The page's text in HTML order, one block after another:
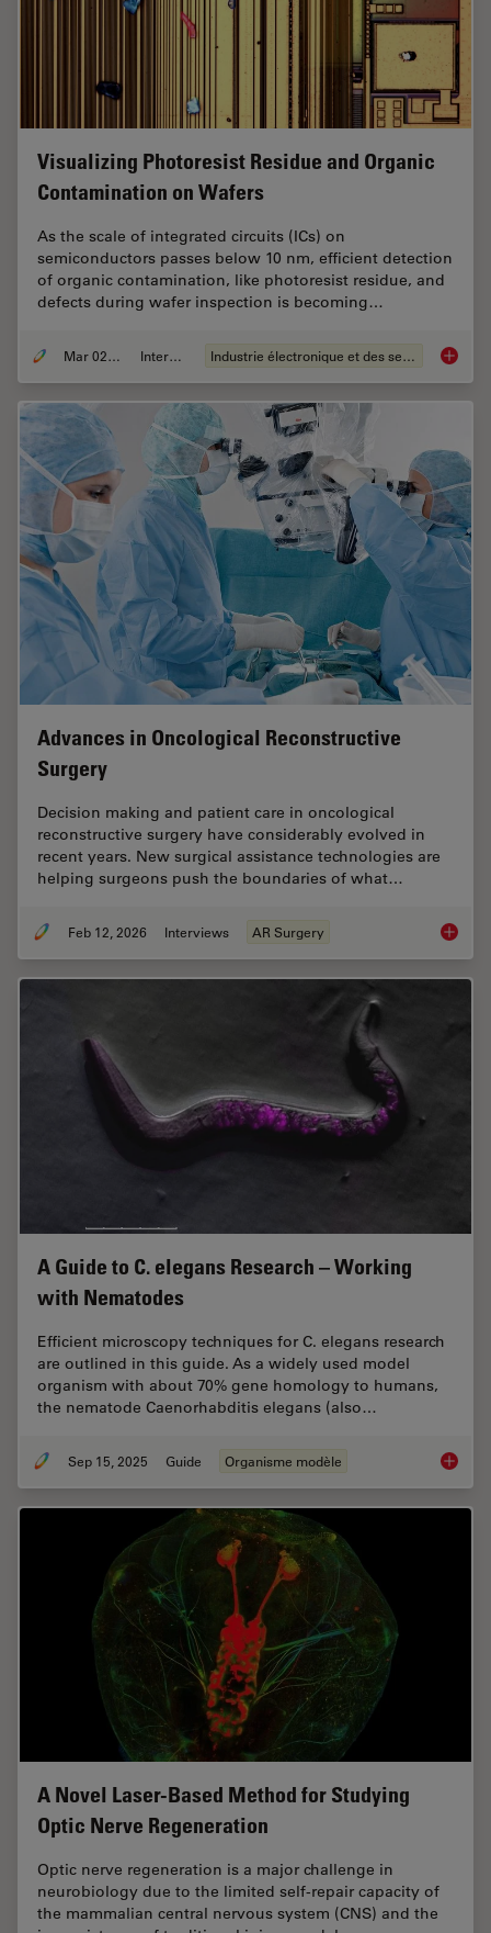
Visualizing Photoresist Residue and Organic
Contamination on Wafers
As the scale of integrated circuits (ICs) on
semiconductors passes below 10 nm, efficient detection
of organic contamination, like photoresist residue, and
defects during wafer inspection is becoming…
Mar 02, 2026 Interviews Industrie électronique et des semi-conducteurs
Advances in Oncological Reconstructive
Surgery
Decision making and patient care in oncological
reconstructive surgery have considerably evolved in
recent years. New surgical assistance technologies are
helping surgeons push the boundaries of what…
Feb 12, 2026 Interviews AR Surgery
A Guide to C. elegans Research – Working
with Nematodes
Efficient microscopy techniques for C. elegans research
are outlined in this guide. As a widely used model
organism with about 70% gene homology to humans,
the nematode Caenorhabditis elegans (also…
Sep 15, 2025 Guide Organisme modèle A
A Novel Laser-Based Method for Studying
Optic Nerve Regeneration
Optic nerve regeneration is a major challenge in
neurobiology due to the limited self-repair capacity of
the mammalian central nervous system (CNS) and the